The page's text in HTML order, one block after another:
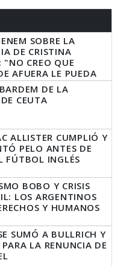
SOBRE LA
DE CRISTINA
"NO CREO QUE
AFUERA LE PUEDA
JUSTICIA LO QUE
HACER"DE LA
CEUTA
ALLISTER CUMPLIÓ Y
PELO ANTES DE
FÚTBOL INGLÉS
BOBO Y CRISIS
LOS ARGENTINOS
Y HUMANOS
SUMÓ A BULLRICH Y
LA RENUNCIA DE